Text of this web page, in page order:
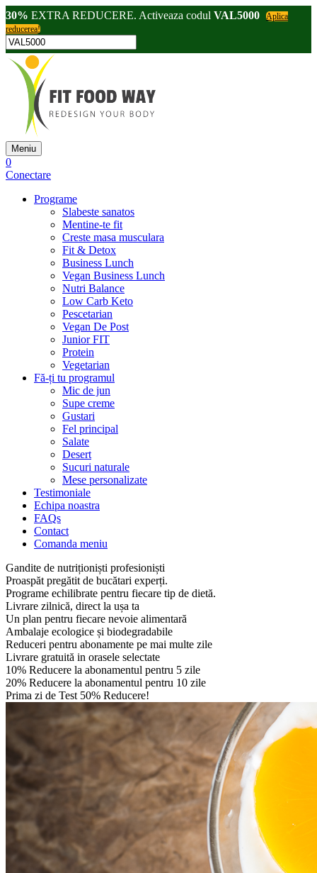
30% EXTRA REDUCERE. Activeaza codul VAL5000
Aplica
reducerea!
Meniu
0
Conectare
Programe
Slabeste sanatos
Mentine-te fit
Creste masa musculara
Fit & Detox
Business Lunch
Vegan Business Lunch
Nutri Balance
Low Carb Keto
Pescetarian
Vegan De Post
Junior FIT
Protein
Vegetarian
Fă-ți tu programul
Mic de jun
Supe creme
Gustari
Fel principal
Salate
Desert
Sucuri naturale
Mese personalizate
Testimoniale
Echipa noastra
FAQs
Contact
Comanda meniu
Gandite de nutriționiști profesioniști
Proaspăt pregătit de bucătari experți.
Programe echilibrate pentru fiecare tip de dietă.
Livrare zilnică, direct la ușa ta
Un plan pentru fiecare nevoie alimentară
Ambalaje ecologice și biodegradabile
Reduceri pentru abonamente pe mai multe zile
Livrare gratuită in orasele selectate
10% Reducere la abonamentul pentru 5 zile
20% Reducere la abonamentul pentru 10 zile
Prima zi de Test 50% Reducere!